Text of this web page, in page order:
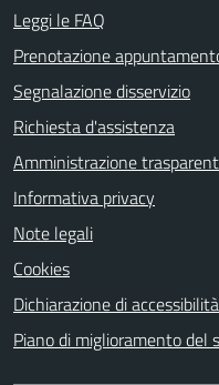
Leggi le FAQ
Prenotazione
Segnalazione disservizio
Richiesta d'assistenza
Amministrazione
Informativa privacy
Note legali
Cookies
Dichiarazione di accessibilità
Piano di miglioramento del